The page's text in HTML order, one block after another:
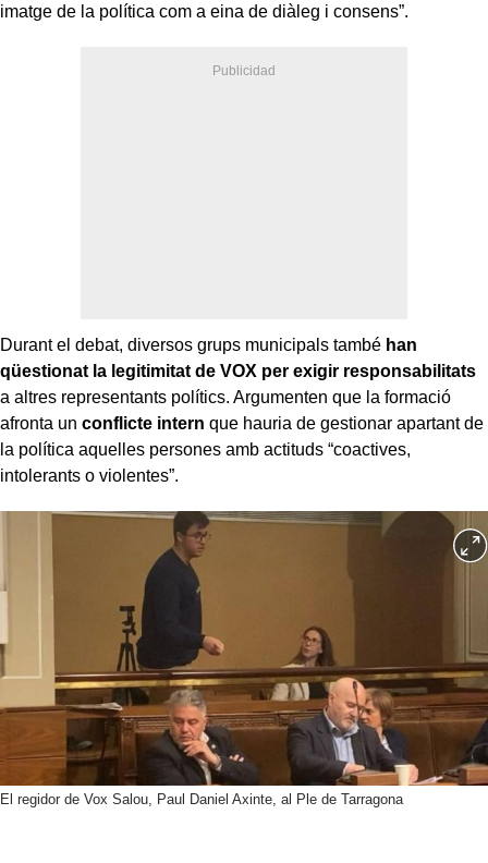
imatge de la política com a eina de diàleg i consens”.
Durant el debat, diversos grups municipals també han
qüestionat la legitimitat de VOX per exigir responsabilitats
a altres representants polítics. Argumenten que la formació
afronta un conflicte intern que hauria de gestionar apartant de
la política aquelles persones amb actituds “coactives,
intolerants o violentes”.
El regidor de Vox Salou, Paul Daniel Axinte, al Ple de Tarragona